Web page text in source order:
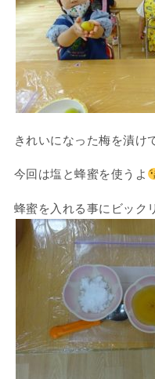
きれいになった梅を漬けて
今回は塩と蜂蜜を使うよ
蜂蜜を入れる事にビック